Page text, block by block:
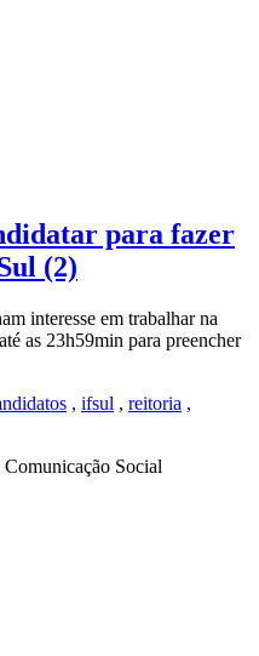
para fazer
(2)
interesse em trabalhar na
as 23h59min para preencher
, ifsul , reitoria ,
Social